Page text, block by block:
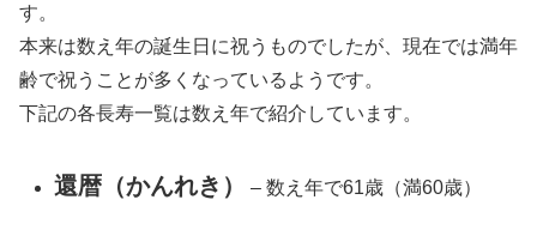
す。
本来は数え年の誕生日に祝うものでしたが、現在では満年
齢で祝うことが多くなっているようです。
下記の各長寿一覧は数え年で紹介しています。
還暦（かんれき） – 数え年で61歳（満60歳）